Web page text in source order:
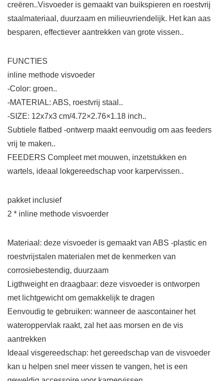
creëren..Visvoeder is gemaakt van buikspieren en roestvrij
staalmateriaal, duurzaam en milieuvriendelijk. Het kan aas
besparen, effectiever aantrekken van grote vissen..
FUNCTIES
inline methode visvoeder
-Color: groen..
-MATERIAL: ABS, roestvrij staal..
-SIZE: 12x7x3 cm/4.72×2.76×1.18 inch..
Subtiele flatbed -ontwerp maakt eenvoudig om aas feeders
vrij te maken..
FEEDERS Compleet met mouwen, inzetstukken en
wartels, ideaal lokgereedschap voor karpervissen..
pakket inclusief
2 * inline methode visvoerder
Materiaal: deze visvoeder is gemaakt van ABS -plastic en
roestvrijstalen materialen met de kenmerken van
corrosiebestendig, duurzaam
Ligthweight en draagbaar: deze visvoeder is ontworpen
met lichtgewicht om gemakkelijk te dragen
Eenvoudig te gebruiken: wanneer de aascontainer het
wateroppervlak raakt, zal het aas morsen en de vis
aantrekken
Ideaal visgereedschap: het gereedschap van de visvoeder
kan u helpen snel meer vissen te vangen, het is een